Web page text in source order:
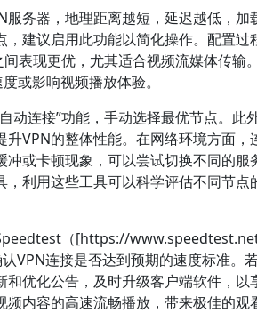
务器，地理距离越短，延迟越低，加
建议启用此功能以简化操作。配置过
表现更优，尤其适合视频流媒体传输
或影响视频播放体验。
动连接”功能，手动选择最优节点。此
VPN的整体性能。在网络环境方面，
或卡顿现象，可以尝试切换不同的服
利用这些工具可以科学评估不同节
（[https://
连接是否达到预期的速度标准。
优化公告，及时升级客户端软件，以
内容的高速流畅播放，带来极佳的观